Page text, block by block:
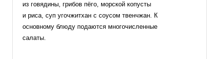
из говядины, грибов пёго, морской копусты
и риса, суп угочжитхан с соусом твенчжан. К
основному блюду подаются многочисленные
салаты.